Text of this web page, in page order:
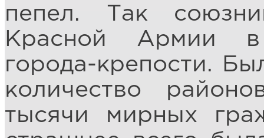
пепел. Так
Красной Армии
города-крепости.
количество
тысячи мирных